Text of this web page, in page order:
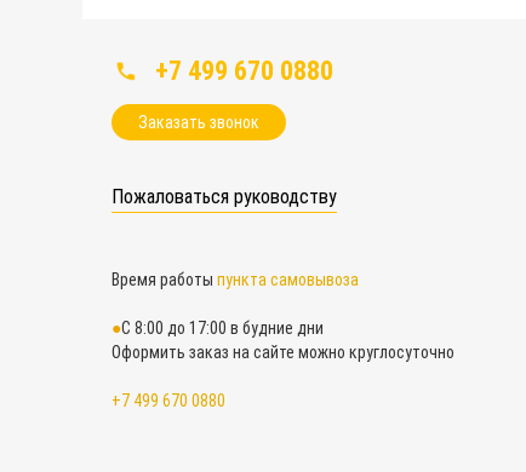
+7 499 670 0880
Заказать звонок
Пожаловаться руководству
Время работы пункта самовывоза
С 8:00 до 17:00 в будние дни
Оформить заказ на сайте можно круглосуточно
+7 499 670 0880